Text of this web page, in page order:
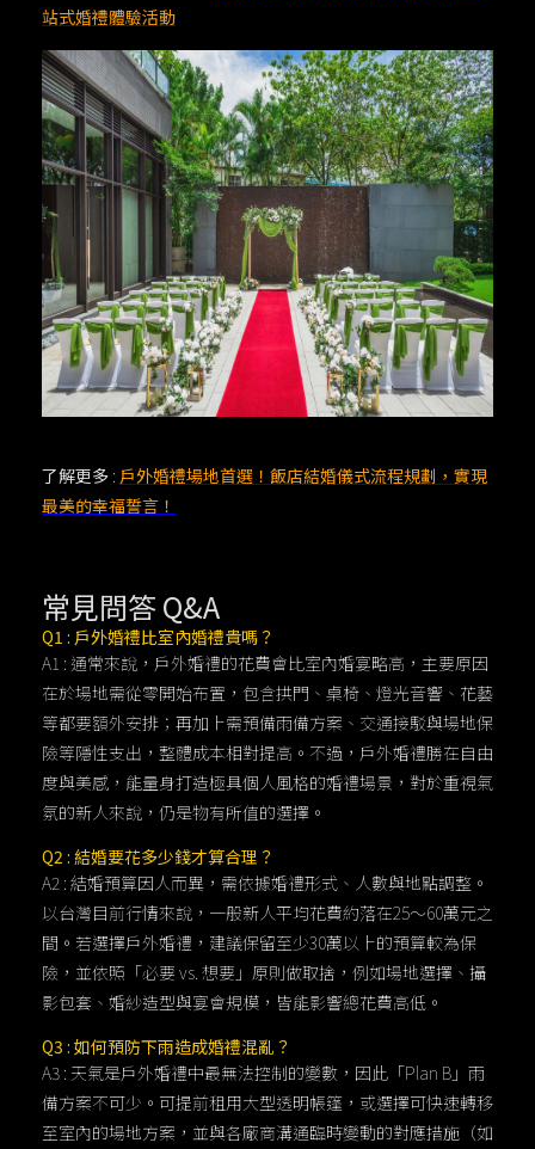
站式婚禮體驗活動
了解更多 : 戶外婚禮場地首選！飯店結婚儀式流程規劃，實現
最美的幸福誓言！
常見問答 Q&A
Q1 : 戶外婚禮比室內婚禮貴嗎？
A1 : 通常來說，戶外婚禮的花費會比室內婚宴略高，主要原因
在於場地需從零開始布置，包含拱門、桌椅、燈光音響、花藝
等都要額外安排；再加上需預備雨備方案、交通接駁與場地保
險等隱性支出，整體成本相對提高。不過，戶外婚禮勝在自由
度與美感，能量身打造極具個人風格的婚禮場景，對於重視氣
氛的新人來說，仍是物有所值的選擇。
Q2 : 結婚要花多少錢才算合理？
A2 : 結婚預算因人而異，需依據婚禮形式、人數與地點調整。
以台灣目前行情來說，一般新人平均花費約落在25～60萬元之
間。若選擇戶外婚禮，建議保留至少30萬以上的預算較為保
險，並依照「必要 vs. 想要」原則做取捨，例如場地選擇、攝
影包套、婚紗造型與宴會規模，皆能影響總花費高低。
Q3 : 如何預防下雨造成婚禮混亂？
A3 : 天氣是戶外婚禮中最無法控制的變數，因此「Plan B」雨
備方案不可少。可提前租用大型透明帳篷，或選擇可快速轉移
至室內的場地方案，並與各廠商溝通臨時變動的對應措施（如